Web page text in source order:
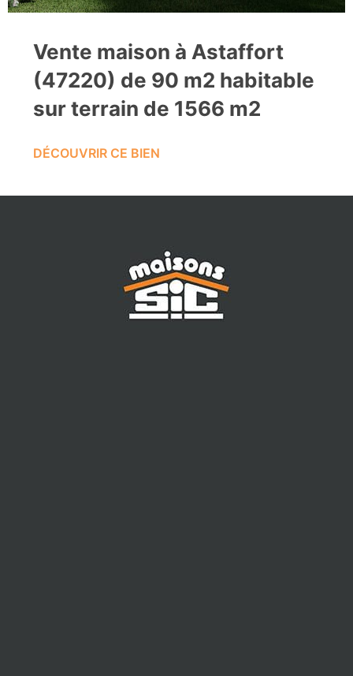
Vente maison à Astaffort
(47220) de 90 m2 habitable
sur terrain de 1566 m2
DÉCOUVRIR CE BIEN